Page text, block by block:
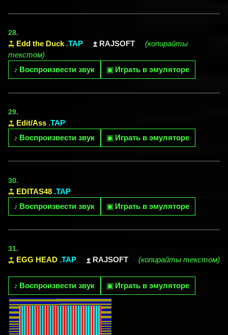
28.
Edd the Duck .TAP RAJSOFT
(копирайты
текстом)
♪ Воспроизвести звук ▣ Играть в эмуляторе
29.
Edit/Ass .TAP
♪ Воспроизвести звук ▣ Играть в эмуляторе
30.
EDITAS48 .TAP
♪ Воспроизвести звук ▣ Играть в эмуляторе
31.
EGG HEAD .TAP RAJSOFT (копирайты текстом)
♪ Воспроизвести звук ▣ Играть в эмуляторе